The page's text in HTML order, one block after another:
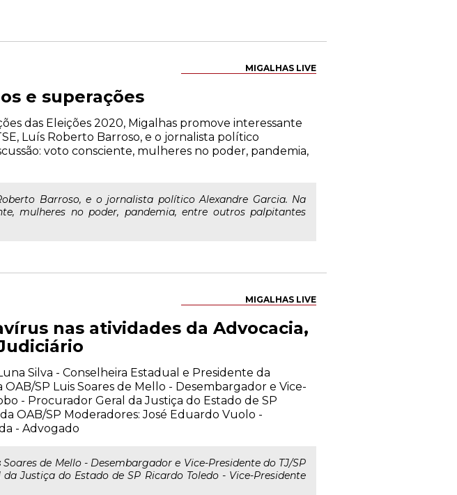
MIGALHAS LIVE
e superações
das Eleições 2020, Migalhas promove interessante
Luís Roberto Barroso, e o jornalista político
voto consciente, mulheres no poder, pandemia,
Barroso, e o jornalista político Alexandre Garcia. Na
mulheres no poder, pandemia, entre outros palpitantes
MIGALHAS LIVE
nas atividades da Advocacia,
Silva - Conselheira Estadual e Presidente da
SP Luis Soares de Mello - Desembargador e Vice-
- Procurador Geral da Justiça do Estado de SP
OAB/SP Moderadores: José Eduardo Vuolo -
- Advogado
Soares de Mello - Desembargador e Vice-Presidente do TJ/SP
Justiça do Estado de SP Ricardo Toledo - Vice-Presidente